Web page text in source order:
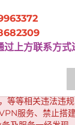
业务及服务：无
，发卡，卡盟，
，商城，钓鱼网
外挂辅助相关网，
赌博网站，云免
等等相关违法违规
服务、禁止搭
过上方联系方